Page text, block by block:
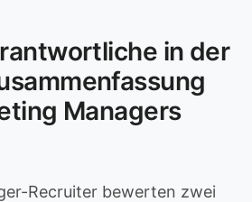
in der
Managers
Recruiter bewerten zwei